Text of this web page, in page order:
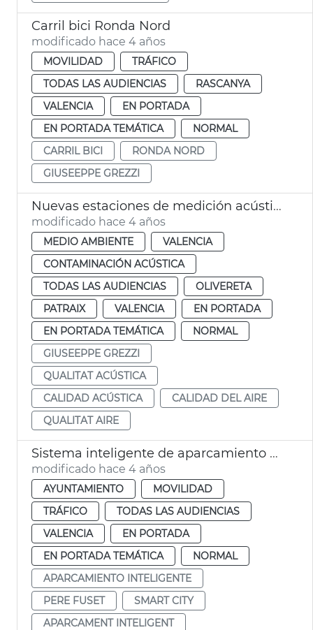
Carril bici Ronda Nord
modificado hace 4 años
MOVILIDAD
TRÁFICO
TODAS LAS AUDIENCIAS
RASCANYA
VALENCIA
EN PORTADA
EN PORTADA TEMÁTICA
NORMAL
CARRIL BICI
RONDA NORD
GIUSEEPPE GREZZI
Nuevas estaciones de medición acústica y del aire
modificado hace 4 años
MEDIO AMBIENTE
VALENCIA
CONTAMINACIÓN ACÚSTICA
TODAS LAS AUDIENCIAS
OLIVERETA
PATRAIX
VALENCIA
EN PORTADA
EN PORTADA TEMÁTICA
NORMAL
GIUSEEPPE GREZZI
QUALITAT ACÚSTICA
CALIDAD ACÚSTICA
CALIDAD DEL AIRE
QUALITAT AIRE
Sistema inteligente de aparcamiento urbano
modificado hace 4 años
AYUNTAMIENTO
MOVILIDAD
TRÁFICO
TODAS LAS AUDIENCIAS
VALENCIA
EN PORTADA
EN PORTADA TEMÁTICA
NORMAL
APARCAMIENTO INTELIGENTE
PERE FUSET
SMART CITY
APARCAMENT INTELIGENT